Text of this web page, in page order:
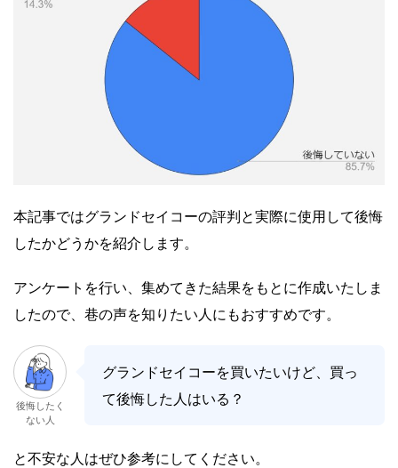
本記事ではグランドセイコーの評判と実際に使用して後悔
したかどうかを紹介します。
アンケートを行い、集めてきた結果をもとに作成いたしま
したので、巷の声を知りたい人にもおすすめです。
後悔したく
ない人
グランドセイコーを買いたいけど、買っ
て後悔した人はいる？
と不安な人はぜひ参考にしてください。